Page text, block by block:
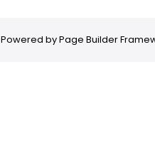
Powered byPage Builder